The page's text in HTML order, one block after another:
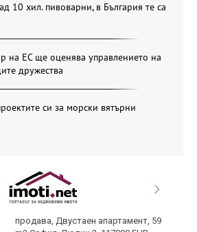
10 хил. пивоварни, в България те са
на ЕС ще оценява управлението на
дружества
си за морски вятърни
продава, Двустаен апартамент, 59